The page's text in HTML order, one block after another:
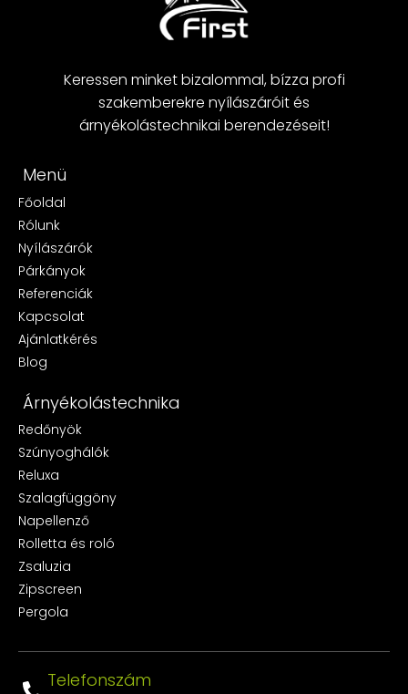
Keressen minket bizalommal, bízza profi
szakemberekre nyílászáróit és
árnyékolástechnikai berendezéseit!
Menü
Főoldal
Rólunk
Nyílászárók
Párkányok
Referenciák
Kapcsolat
Ajánlatkérés
Blog
Árnyékolástechnika
Redőnyök
Szúnyoghálók
Reluxa
Szalagfüggöny
Napellenző
Rolletta és roló
Zsaluzia
Zipscreen
Pergola
Telefonszám